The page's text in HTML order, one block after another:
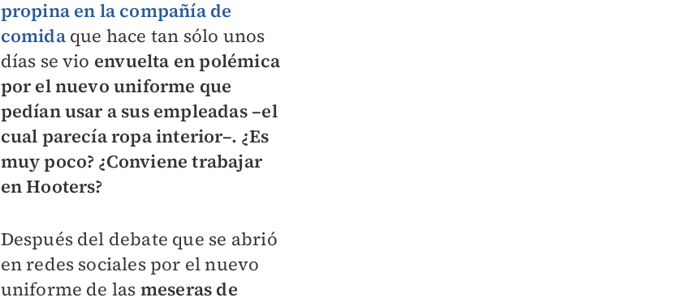
propina en la compañía de
comidaque hace tan sólo unos
días se vio envuelta en polémica
por el nuevo uniforme que
pedían usar a sus empleadas –el
cual parecía ropa interior–. ¿Es
muy poco? ¿Conviene trabajar
en Hooters?
Después del debate que se abrió
en redes sociales por el nuevo
uniforme de las meseras de